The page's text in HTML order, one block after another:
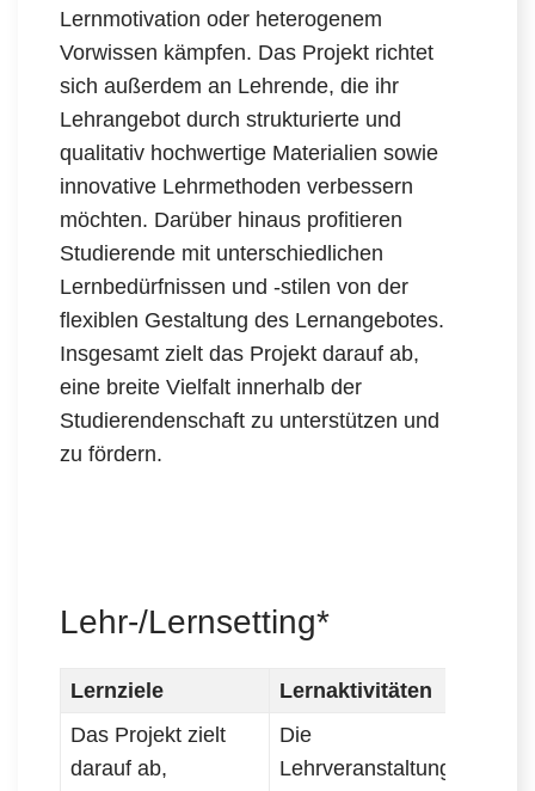
Lernmotivation oder heterogenem
Vorwissen kämpfen. Das Projekt richtet
sich außerdem an Lehrende, die ihr
Lehrangebot durch strukturierte und
qualitativ hochwertige Materialien sowie
innovative Lehrmethoden verbessern
möchten. Darüber hinaus profitieren
Studierende mit unterschiedlichen
Lernbedürfnissen und -stilen von der
flexiblen Gestaltung des Lernangebotes.
Insgesamt zielt das Projekt darauf ab,
eine breite Vielfalt innerhalb der
Studierendenschaft zu unterstützen und
zu fördern.
Lehr-/Lernsetting*
Lernziele Lernaktivitäten
Das Projekt zielt
darauf ab,
Die
Lehrveranstaltungen